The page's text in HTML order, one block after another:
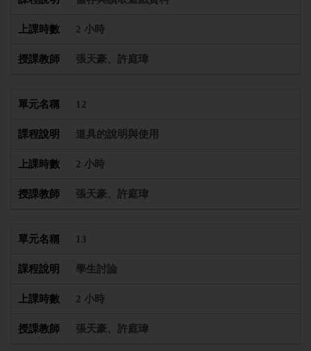
2 小時
張天豪、許庭瑋
12
道具的說明與使用
2 小時
張天豪、許庭瑋
13
學生討論
2 小時
張天豪、許庭瑋